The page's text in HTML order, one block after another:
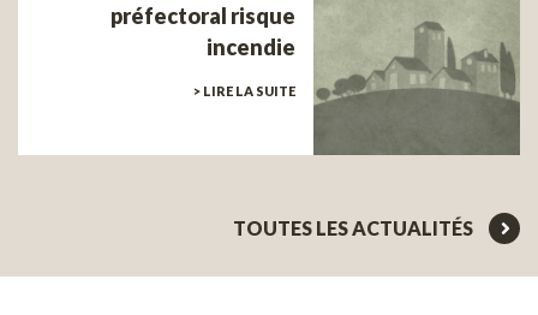
préfectoral risque
incendie
> LIRE LA SUITE
TOUTES LES ACTUALITÉS